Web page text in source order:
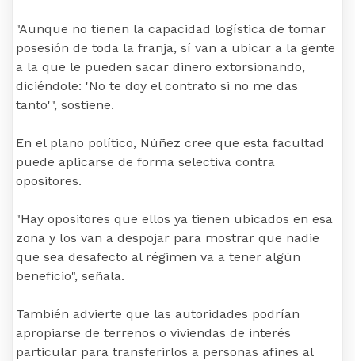
"Aunque no tienen la capacidad logística de tomar
posesión de toda la franja, sí van a ubicar a la gente
a la que le pueden sacar dinero extorsionando,
diciéndole: 'No te doy el contrato si no me das
tanto'", sostiene.
En el plano político, Núñez cree que esta facultad
puede aplicarse de forma selectiva contra
opositores.
"Hay opositores que ellos ya tienen ubicados en esa
zona y los van a despojar para mostrar que nadie
que sea desafecto al régimen va a tener algún
beneficio", señala.
También advierte que las autoridades podrían
apropiarse de terrenos o viviendas de interés
particular para transferirlos a personas afines al